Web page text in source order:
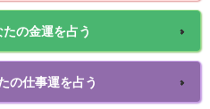
の金運を占う
の仕事運を占う